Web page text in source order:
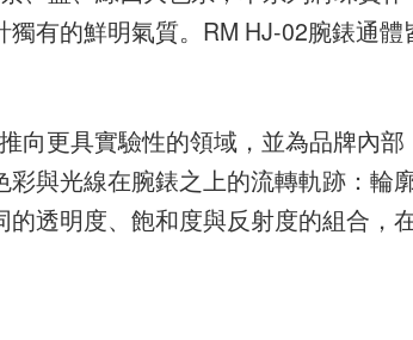
有的鮮明氣質。RM HJ-02腕錶通體
向更具實驗性的領域，並為品牌內部
與光線在腕錶之上的流轉軌跡：輪
透明度、飽和度與反射度的組合，